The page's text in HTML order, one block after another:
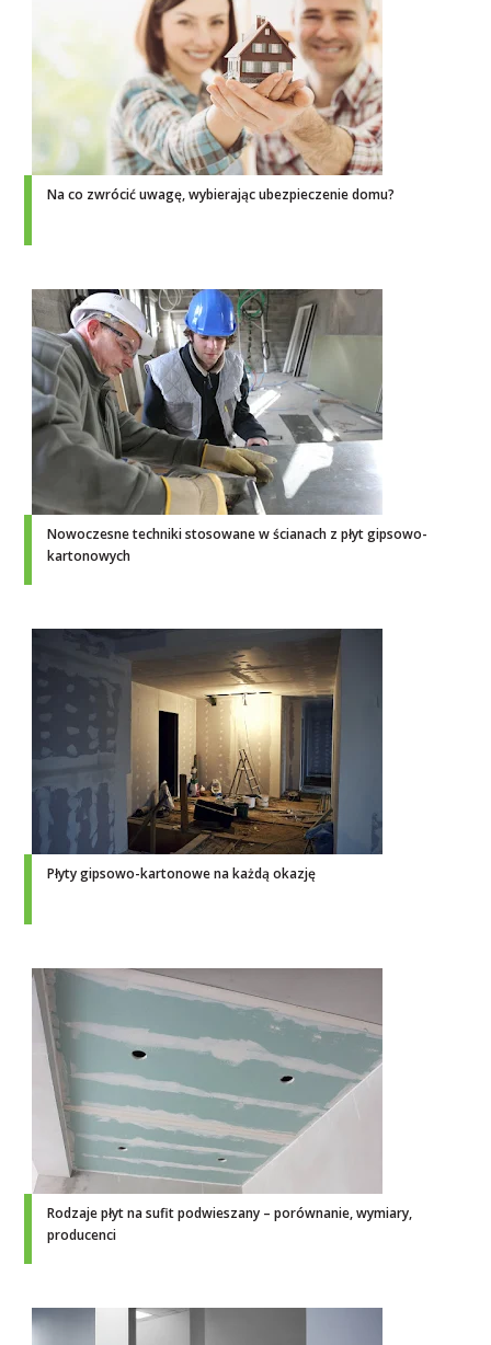
Na co zwrócić uwagę, wybierając ubezpieczenie domu?
Nowoczesne techniki stosowane w ścianach z płyt gipsowo-
kartonowych
Płyty gipsowo-kartonowe na każdą okazję
Rodzaje płyt na sufit podwieszany – porównanie, wymiary,
producenci